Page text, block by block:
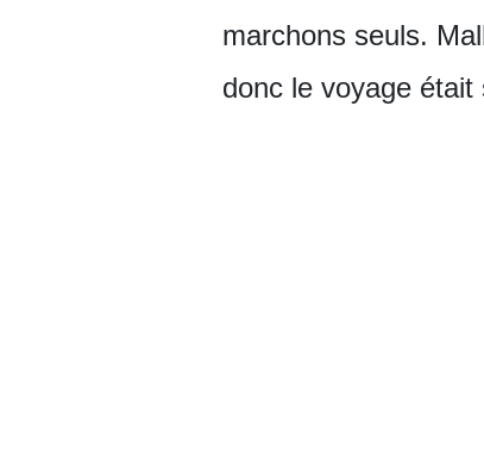
marchons seuls.
donc le voyage